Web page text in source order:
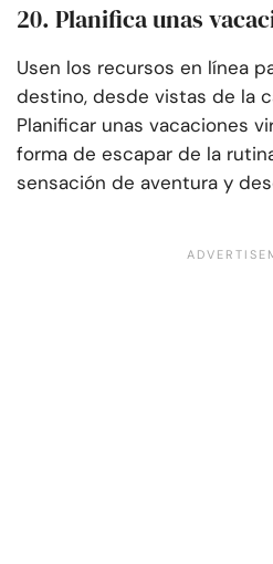
20. Planifica unas
Usen los recursos en línea
destino, desde vistas de la
Planificar unas vacaciones
forma de escapar de la
sensación de aventura y